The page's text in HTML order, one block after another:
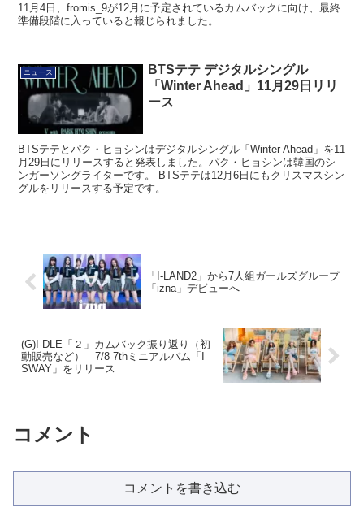
11月4日、fromis_9が12月に予定されているカムバックに向け、最終
準備段階に入っていると報じられました。
ニュース
BTSテテ デジタルシングル
「Winter Ahead」11月29日リリ
ース
BTSテテとパク・ヒョシンはデジタルシングル「Winter Ahead」を11
月29日にリリースすると発表しました。パク・ヒョシンは韓国のシ
ンガーソングライターです。 BTSテテは12月6日にもクリスマスシン
グルをリリースする予定です。
「I-LAND2」から7人組ガールズグループ
「izna」デビューへ
(G)I-DLE「２」カムバック振り返り（初
動販売など） 7/8 7thミニアルバム「I
SWAY」をリリース
コメント
コメントを書き込む